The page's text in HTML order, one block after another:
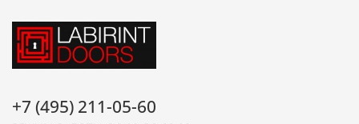
+7 (495) 211-05-60